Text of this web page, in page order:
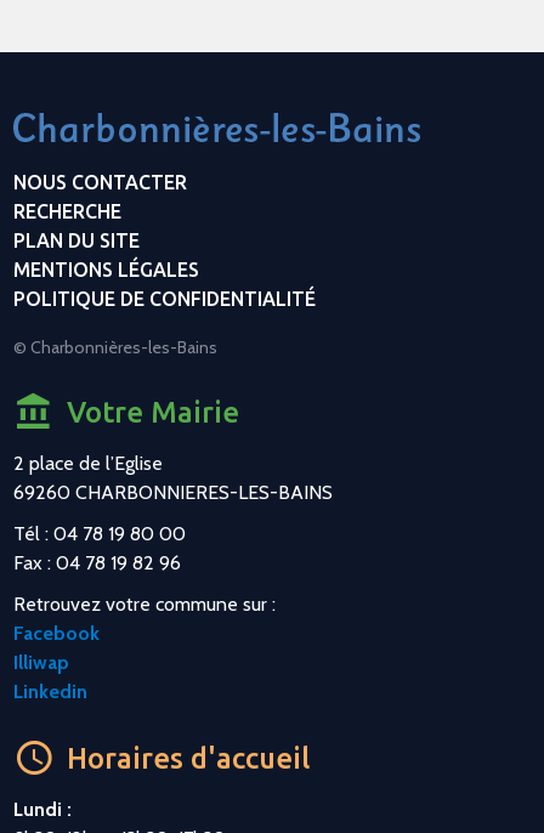
NOUS CONTACTER
RECHERCHE
PLAN DU SITE
MENTIONS LÉGALES
POLITIQUE DE CONFIDENTIALITÉ
© Charbonnières-les-Bains
Votre Mairie
2 place de l’Eglise
69260 CHARBONNIERES-LES-BAINS
Tél : 04 78 19 80 00
Fax : 04 78 19 82 96
Retrouvez votre commune sur :
Facebook
Illiwap
Linkedin
Horaires d'accueil
Lundi :